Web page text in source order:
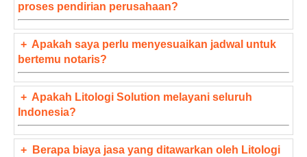
proses pendirian perusahaan?
+ Apakah saya perlu menyesuaikan jadwal untuk
bertemu notaris?
+ Apakah Litologi Solution melayani seluruh
Indonesia?
+
Berapa biaya jasa yang ditawarkan oleh Litologi